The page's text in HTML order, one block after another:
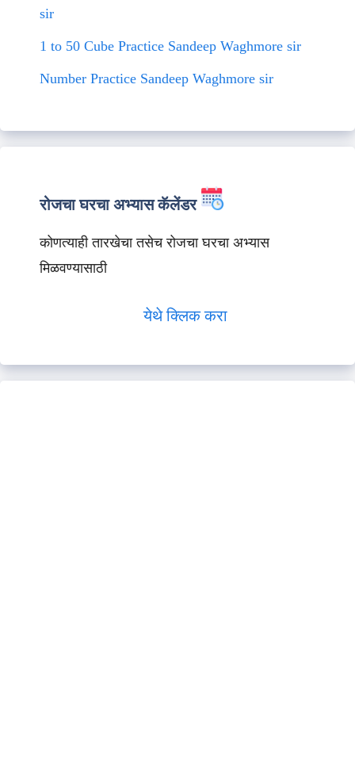
sir
1 to 50 Cube Practice Sandeep Waghmore sir
Number Practice Sandeep Waghmore sir
रोजचा घरचा अभ्यास कॅलेंडर
कोणत्याही तारखेचा तसेच रोजचा घरचा अभ्यास
मिळवण्यासाठी
येथे क्लिक करा